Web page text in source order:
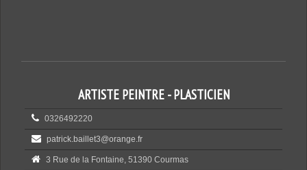
ARTISTE PEINTRE - PLASTICIEN
0326492220
patrick.baillet3@orange.fr
3 Rue de la Fontaine, 51390 Courmas